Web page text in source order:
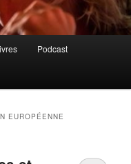
Podcast
EUROPÉENNE